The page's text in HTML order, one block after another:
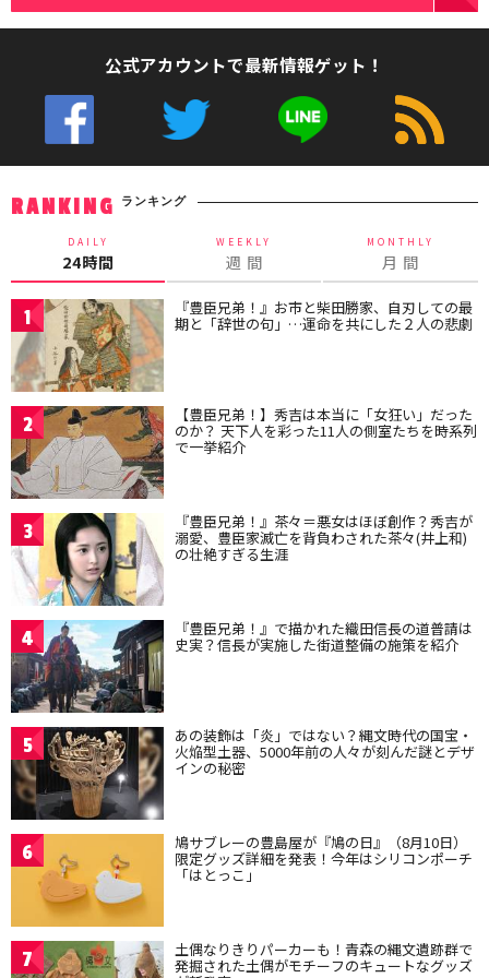
公式アカウントで最新情報ゲット！
RANKING ランキング
DAILY
24時間
WEEKLY
週 間
MONTHLY
月 間
1 『豊臣兄弟！』お市と柴田勝家、自刃しての最
期と「辞世の句」…運命を共にした２人の悲劇
2 【豊臣兄弟！】秀吉は本当に「女狂い」だった
のか？ 天下人を彩った11人の側室たちを時系列
で一挙紹介
3 『豊臣兄弟！』茶々＝悪女はほぼ創作？秀吉が
溺愛、豊臣家滅亡を背負わされた茶々(井上和)
の壮絶すぎる生涯
4 『豊臣兄弟！』で描かれた織田信長の道普請は
史実？信長が実施した街道整備の施策を紹介
5 あの装飾は「炎」ではない？縄文時代の国宝・
火焔型土器、5000年前の人々が刻んだ謎とデザ
インの秘密
6 鳩サブレーの豊島屋が『鳩の日』（8月10日）
限定グッズ詳細を発表！今年はシリコンポーチ
「はとっこ」
7 土偶なりきりパーカーも！青森の縄文遺跡群で
発掘された土偶がモチーフのキュートなグッズ